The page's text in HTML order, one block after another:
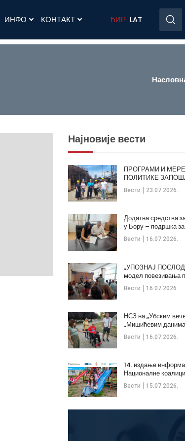
ИНФО КОНТАКТ ЋИР LAT
Најновије вести
Вести 23.07.2026.
ПРОГРАМИ И
ПОЛИТИКЕ
ОПШТИНИ КЛАДОВО
Вести 16.07.2026.
Додатна средства
у Бору – подршка
незапослених
Вести 16.07.2026.
„УПОЗНАЈ
модел повезивања
стручних кадрова
Вести 16.07.2026.
НСЗ на „Убским
„Мишићевим
Вести 15.07.2026.
14. издање
Националне
дечијих бракова